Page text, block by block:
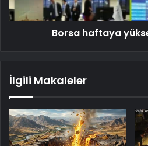
Borsa haftaya
İlgili Makaleler